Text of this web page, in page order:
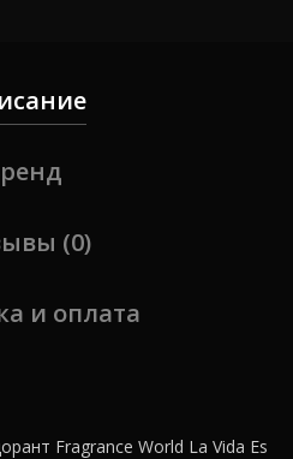
(0)
и оплата
Fragrance World La Vida Es